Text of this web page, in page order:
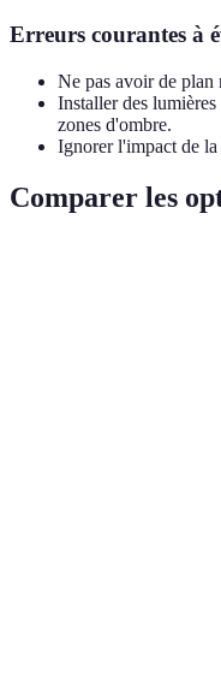
Erreurs courantes à
Ne pas avoir de plan
Installer des
zones d'ombre.
Ignorer l'impact de
Comparer les